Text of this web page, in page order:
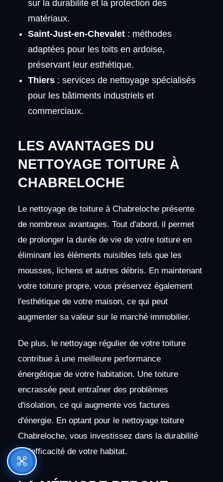
sur la durabilité et la protection des
matériaux.
Saint-Just-en-Chevalet: méthodes
adaptées pour les toits en ardoise,
préservant leur esthétique.
Thiers: services de nettoyage spécialisés
pour les bâtiments industriels et
commerciaux.
LES AVANTAGES DU
NETTOYAGE TOITURE À
CHABRELOCHE
Le nettoyage de toiture à Chabreloche présente
de nombreux avantages. Tout d'abord, il permet
de prolonger la durée de vie de votre toiture en
éliminant les éléments nuisibles tels que les
mousses, lichens et autres débris. En maintenant
votre toiture propre, vous préservez également
l'esthétique de votre maison, ce qui peut
augmenter sa valeur sur le marché immobilier.
De plus, le nettoyage régulier de votre toiture
contribue à une meilleure performance
énergétique de votre habitation. Une toiture
encrassée peut entraîner des problèmes
d'isolation, ce qui augmente vos factures
d'énergie. En optant pour le nettoyage toiture
Chabreloche, vous investissez dans la durabilité
et l'efficacité de votre habitat.